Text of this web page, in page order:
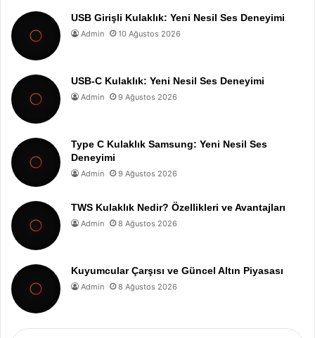
USB Girişli Kulaklık: Yeni Nesil Ses Deneyimi
Admin 10 Ağustos 2026
USB-C Kulaklık: Yeni Nesil Ses Deneyimi
Admin 9 Ağustos 2026
Type C Kulaklık Samsung: Yeni Nesil Ses
Deneyimi
Admin 9 Ağustos 2026
TWS Kulaklık Nedir? Özellikleri ve Avantajları
Admin 8 Ağustos 2026
Kuyumcular Çarşısı ve Güncel Altın Piyasası
Admin 8 Ağustos 2026